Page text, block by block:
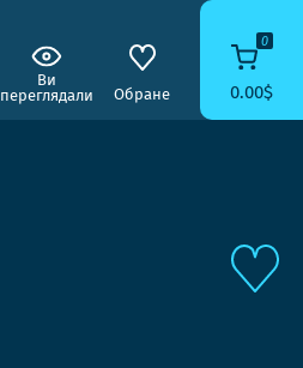
Ви
переглядали
Обране
0
0.00$